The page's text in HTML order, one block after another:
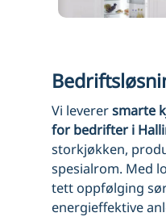
Vi leverersmarte
for bedrifter i
storkjøkken,
spesialrom. Med
tett oppfølging
energieffektive